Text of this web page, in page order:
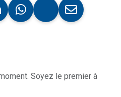
Soyez le premier à